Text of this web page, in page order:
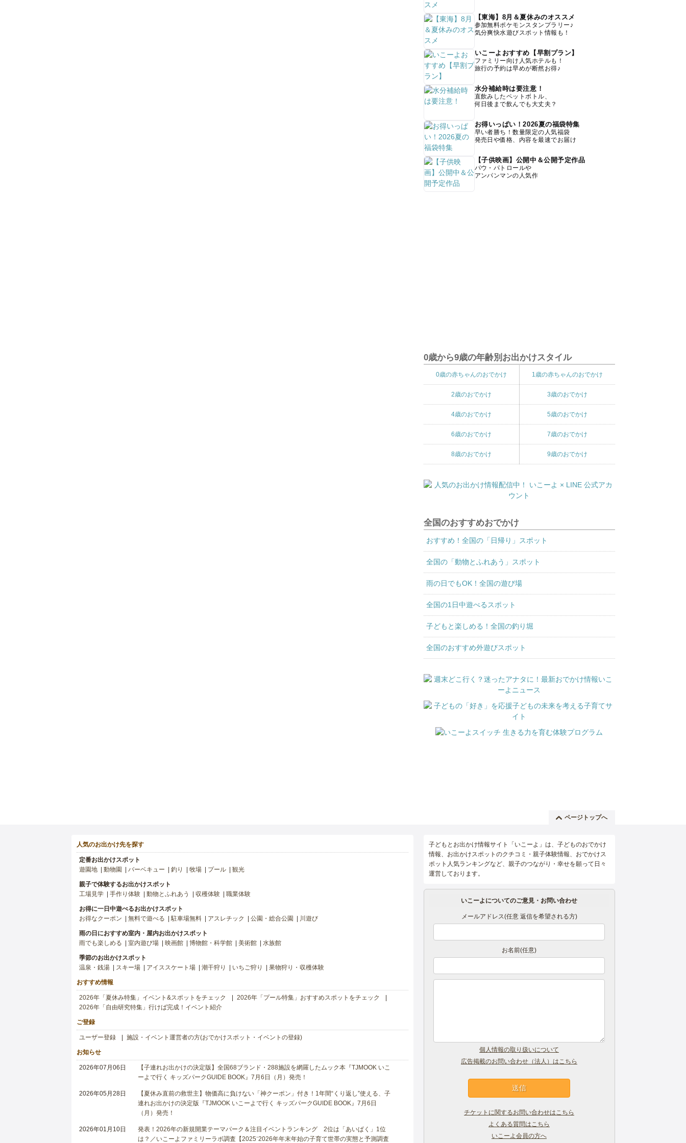
【東海】8月＆夏休みのオススメ
参加無料ポケモンスタンプラリー♪
気分爽快水遊びスポット情報も！
いこーよおすすめ【早割プラン】
ファミリー向け人気ホテルも！
旅行の予約は早めが断然お得♪
水分補給時は要注意！
直飲みしたペットボトル、
何日後まで飲んでも大丈夫？
お得いっぱい！2026夏の福袋特集
早い者勝ち！数量限定の人気福袋
発売日や価格、内容を最速でお届け
【子供映画】公開中＆公開予定作品
パウ・パトロールや
アンパンマンの人気作
0歳から9歳の年齢別お出かけスタイル
0歳の赤ちゃんのおでかけ 1歳の赤ちゃんのおでかけ
2歳のおでかけ 3歳のおでかけ
4歳のおでかけ 5歳のおでかけ
6歳のおでかけ 7歳のおでかけ
8歳のおでかけ 9歳のおでかけ
全国のおすすめおでかけ
おすすめ！全国の「日帰り」スポット
全国の「動物とふれあう」スポット
雨の日でもOK！全国の遊び場
全国の1日中遊べるスポット
子どもと楽しめる！全国の釣り堀
全国のおすすめ外遊びスポット
ページトップへ
人気のお出かけ先を探す
定番お出かけスポット
遊園地
動物園 バーベキュー 釣り 牧場 プール 観光
親子で体験するお出かけスポット
工場見学
手作り体験 動物とふれあう 収穫体験 職業体験
お得に一日中遊べるお出かけスポット
お得なクーポン
無料で遊べる 駐車場無料 アスレチック 公園・総合公園 川遊び
雨の日におすすめ室内・屋内お出かけスポット
雨でも楽しめる
室内遊び場 映画館 博物館・科学館 美術館 水族館
季節のお出かけスポット
温泉・銭湯
スキー場 アイススケート場 潮干狩り いちご狩り 果物狩り・収穫体験
おすすめ情報
2026年「夏休み特集」イベント&スポットをチェック
2026年「プール特集」おすすめスポットをチェック
2026年「自由研究特集」行けば完成！イベント紹介
ご登録
ユーザー登録 施設・イベント運営者の方(おでかけスポット・イベントの登録)
お知らせ
2026年07月06日
【子連れお出かけの決定版】全国68ブランド・288施設を網羅したムック本『TJMOOK いこ
ーよで行く キッズパークGUIDE BOOK』7月6日（月）発売！
2026年05月28日
【夏休み直前の救世主】物価高に負けない「神クーポン」付き！1年間“くり返し”使える、子
連れお出かけの決定版『TJMOOK いこーよで行く キッズパークGUIDE BOOK』7月6日
（月）発売！
2026年01月10日
発表！2026年の新規開業テーマパーク＆注目イベントランキング 2位は「あいぱく」1位
は？／いこーよファミリーラボ調査【2025⁻2026年年末年始の子育て世帯の実態と予測調査
子どもとお出かけ情報サイト「いこーよ」は、子どものおでかけ
情報、お出かけスポットのクチコミ・親子体験情報、おでかけス
ポット人気ランキングなど、親子のつながり・幸せを願って日々
運営しております。
いこーよについてのご意見・お問い合わせ
メールアドレス(任意 返信を希望される方)
お名前(任意)
個人情報の取り扱いについて
広告掲載のお問い合わせ（法人）はこちら
チケットに関するお問い合わせはこちら
よくある質問はこちら
いこーよ会員の方へ